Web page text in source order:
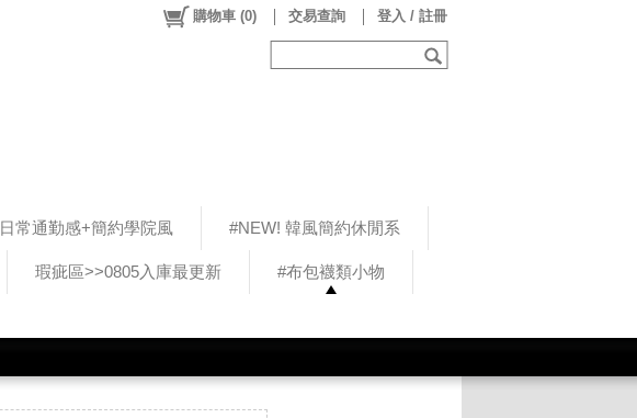
日常通勤感+簡約學院風 #NEW! 韓風簡約休閒系
瑕疵區>>0805入庫最更新 #布包襪類小物
購物車 (0) 交易查詢 登入 / 註冊